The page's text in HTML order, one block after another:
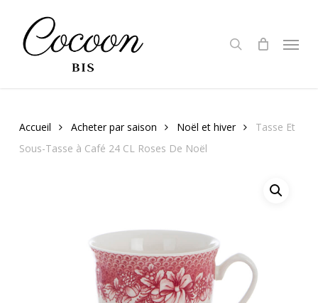
Menu
Accueil Acheter par saison Noël et hiver
Tasse Et
Sous-Tasse à Café 24 CL Roses De Noël